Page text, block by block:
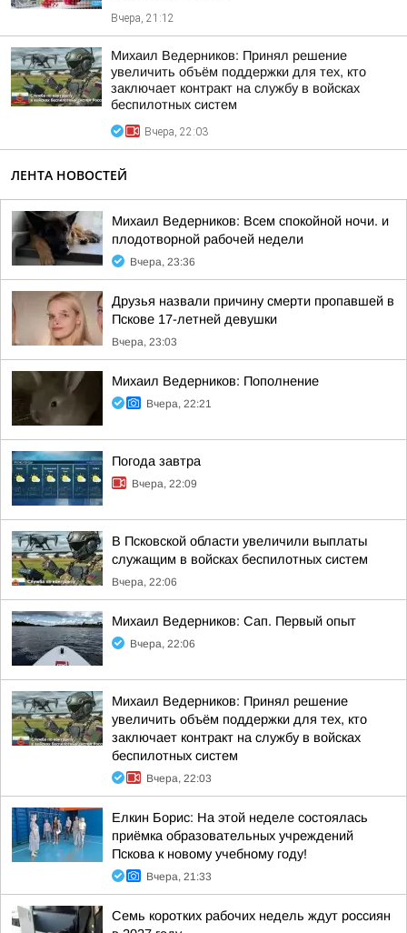
Вчера, 21:12
Михаил Ведерников: Принял решение
увеличить объём поддержки для тех, кто
заключает контракт на службу в войсках
беспилотных систем
Вчера, 22:03
ЛЕНТА НОВОСТЕЙ
Михаил Ведерников: Всем спокойной ночи. и
плодотворной рабочей недели
Вчера, 23:36
Друзья назвали причину смерти пропавшей в
Пскове 17-летней девушки
Вчера, 23:03
Михаил Ведерников: Пополнение
Вчера, 22:21
Погода завтра
Вчера, 22:09
В Псковской области увеличили выплаты
служащим в войсках беспилотных систем
Вчера, 22:06
Михаил Ведерников: Сап. Первый опыт
Вчера, 22:06
Михаил Ведерников: Принял решение
увеличить объём поддержки для тех, кто
заключает контракт на службу в войсках
беспилотных систем
Вчера, 22:03
Елкин Борис: На этой неделе состоялась
приёмка образовательных учреждений
Пскова к новому учебному году!
Вчера, 21:33
Семь коротких рабочих недель ждут россиян